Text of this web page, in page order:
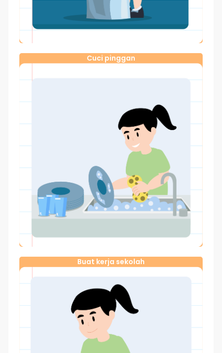
Cuci pinggan
Buat kerja sekolah